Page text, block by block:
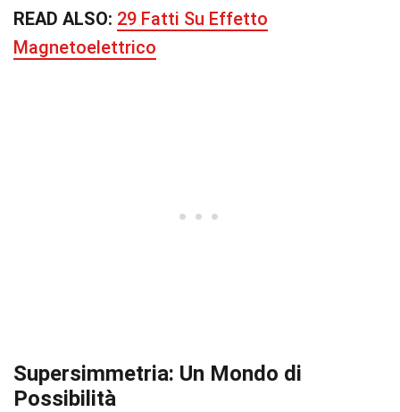
READ ALSO: 29 Fatti Su Effetto
Magnetoelettrico
Supersimmetria: Un Mondo di
Possibilità